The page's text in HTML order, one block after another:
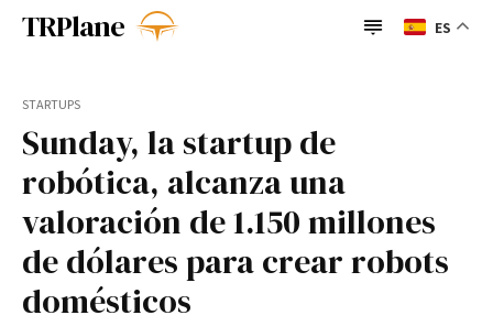
Categorías
BigTechs BioTech
Casos de uso
Cultura
Espacio
Foodtech
Fracasos y
Cierres
Gadgets General
BigTechs
BioTech
Espacio
Foodtech
Fracasos y Cierres
Gadgets
IA
TRPlane ES
STARTUPS
Sunday, la startup de
robótica, alcanza una
valoración de 1.150 millones
de dólares para crear robots
domésticos